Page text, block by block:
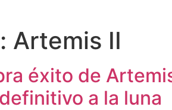
Artemis II
éxito de
a la luna